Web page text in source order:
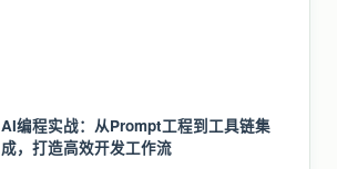
AI编程实战：从Prompt工程到工具链集
成，打造高效开发工作流